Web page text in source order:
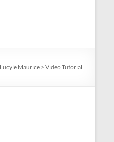
Lucyle Maurice > Video Tutorial